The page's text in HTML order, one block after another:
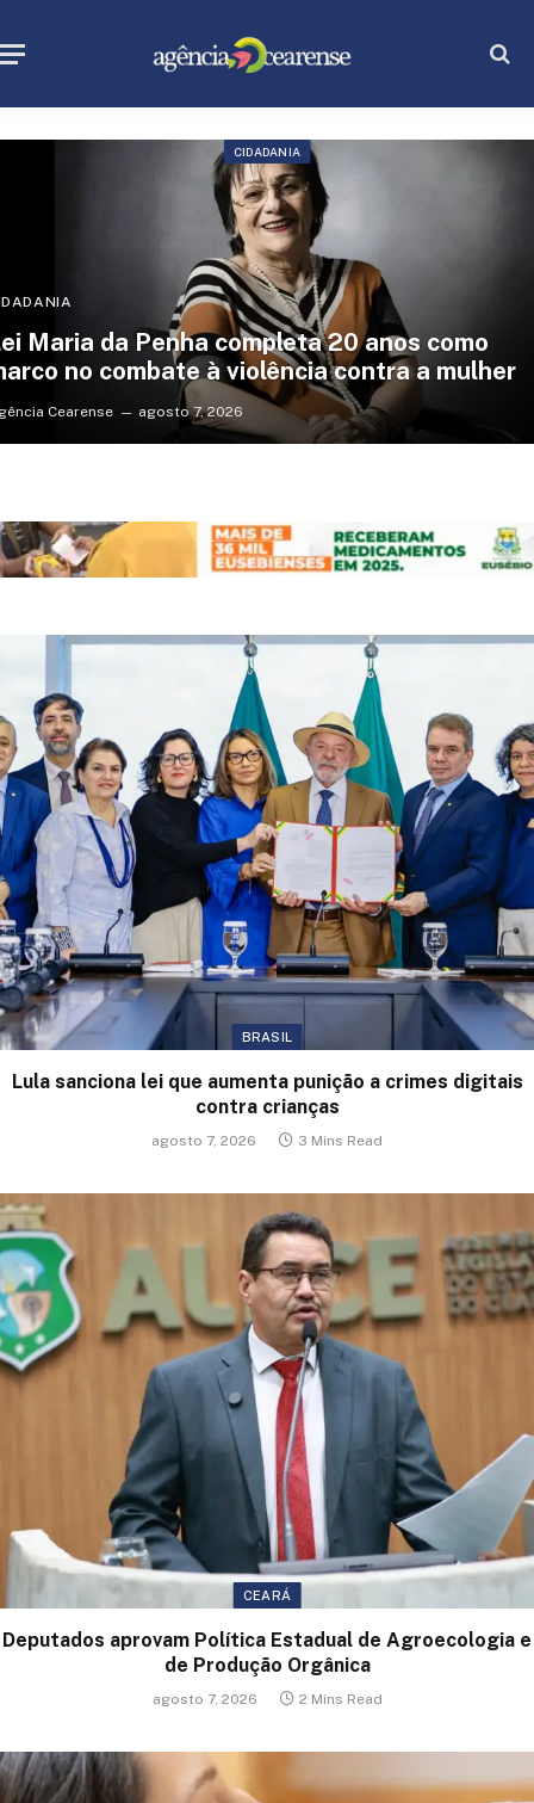
CIDADANIA
Maria da Penha completa 20 anos como
no combate à violência contra a mulher
Cearense agosto 7, 2026
BRASIL
Lula sanciona lei que aumenta punição a crimes digitais
contra crianças
agosto 7, 2026 3 Mins Read
CEARÁ
Deputados aprovam Política Estadual de Agroecologia e
de Produção Orgânica
agosto 7, 2026 2 Mins Read